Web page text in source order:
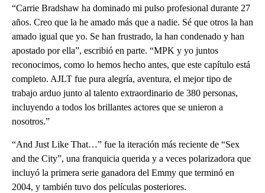
“Carrie Bradshaw ha dominado mi pulso profesional durante 27
años. Creo que la he amado más que a nadie. Sé que otros la han
amado igual que yo. Se han frustrado, la han condenado y han
apostado por ella”, escribió en parte. “MPK y yo juntos
reconocimos, como lo hemos hecho antes, que este capítulo está
completo. AJLT fue pura alegría, aventura, el mejor tipo de
trabajo arduo junto al talento extraordinario de 380 personas,
incluyendo a todos los brillantes actores que se unieron a
nosotros.”
“And Just Like That…” fue la iteración más reciente de “Sex
and the City”, una franquicia querida y a veces polarizadora que
incluyó la primera serie ganadora del Emmy que terminó en
2004, y también tuvo dos películas posteriores.